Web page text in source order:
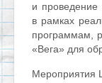
и
в рамках
программам,
«Вега» для
Мероприятия